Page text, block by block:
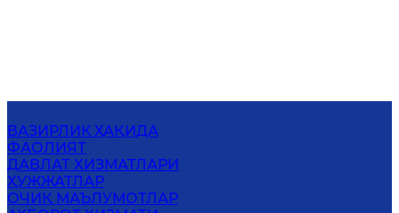
ВАЗИРЛИК ҲАҚИДА
ФАОЛИЯТ
ДАВЛАТ ХИЗМАТЛАРИ
ҲУЖЖАТЛАР
ОЧИҚ МАЪЛУМОТЛАР